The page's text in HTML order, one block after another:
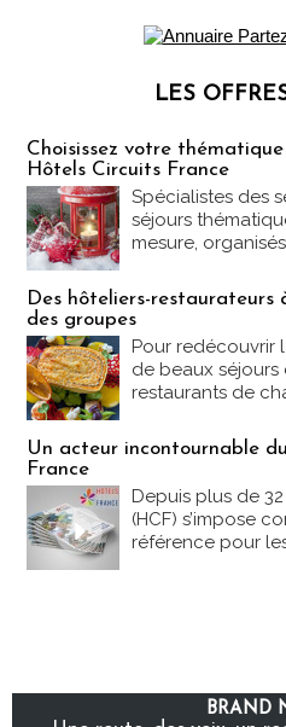
LES
Choisissez votre
Hôtels Circuits France
Spécialistes des
séjours
mesure,
Des hôteliers-restaurateurs
des groupes
Pour redécouvrir
de beaux
restaurants de
Un acteur incontournable
France
Depuis plus de
(HCF) s’impose
référence pour
BRAND